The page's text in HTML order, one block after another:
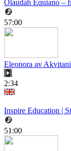
Olaudah Equiano –
57:00
Eleonora av
2:34
Inspire Education |
51:00